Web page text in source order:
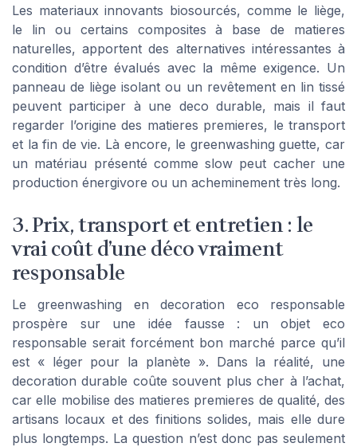
Les materiaux innovants biosourcés, comme le liège,
le lin ou certains composites à base de matieres
naturelles, apportent des alternatives intéressantes à
condition d’être évalués avec la même exigence. Un
panneau de liège isolant ou un revêtement en lin tissé
peuvent participer à une deco durable, mais il faut
regarder l’origine des matieres premieres, le transport
et la fin de vie. Là encore, le greenwashing guette, car
un matériau présenté comme slow peut cacher une
production énergivore ou un acheminement très long.
3. Prix, transport et entretien : le
vrai coût d’une déco vraiment
responsable
Le greenwashing en decoration eco responsable
prospère sur une idée fausse : un objet eco
responsable serait forcément bon marché parce qu’il
est « léger pour la planète ». Dans la réalité, une
decoration durable coûte souvent plus cher à l’achat,
car elle mobilise des matieres premieres de qualité, des
artisans locaux et des finitions solides, mais elle dure
plus longtemps. La question n’est donc pas seulement